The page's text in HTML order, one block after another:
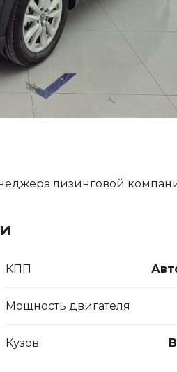
лизинговой
КПП
Мощность двигателя
Кузов